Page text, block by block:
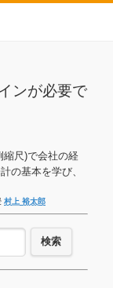
ンが必要で
縮尺)で会社の経
の基本を学び、
村上 裕太郎
検索